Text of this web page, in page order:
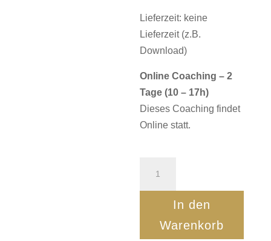
Lieferzeit: keine
Lieferzeit (z.B.
Download)
Online Coaching – 2
Tage (10 – 17h)
Dieses Coaching findet
Online statt.
In den
Warenkorb